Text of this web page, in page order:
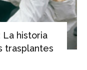
La historia
trasplantes